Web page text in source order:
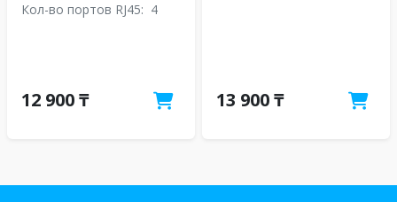
Кол-во портов RJ45: 4
12 900 ₸ 13 900 ₸